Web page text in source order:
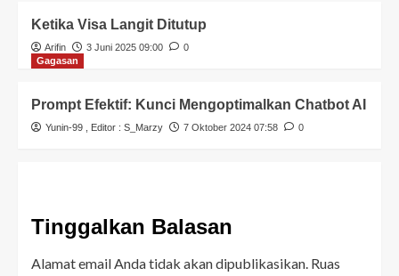
Ketika Visa Langit Ditutup
Arifin 3 Juni 2025 09:00
0
Gagasan
Prompt Efektif: Kunci Mengoptimalkan Chatbot AI
Yunin-99 , Editor : S_Marzy 7 Oktober 2024 07:58 0
Tinggalkan Balasan
Alamat email Anda tidak akan dipublikasikan. Ruas